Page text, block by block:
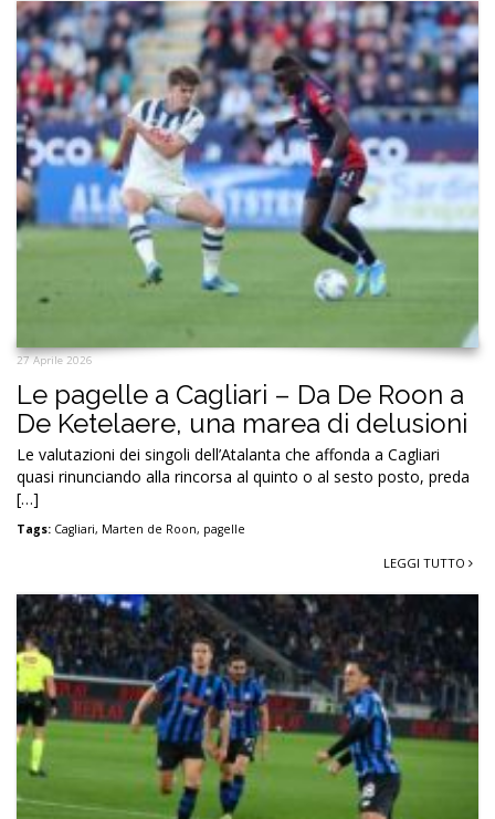
27 Aprile 2026
Le pagelle a Cagliari – Da De Roon a
De Ketelaere, una marea di delusioni
Le valutazioni dei singoli dell’Atalanta che affonda a Cagliari
quasi rinunciando alla rincorsa al quinto o al sesto posto, preda
[…]
Tags: Cagliari, Marten de Roon, pagelle
LEGGI TUTTO